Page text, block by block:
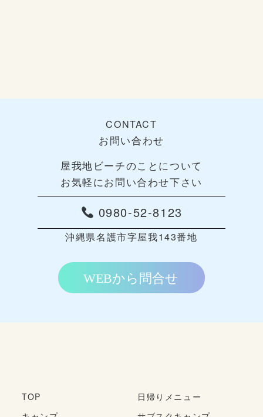
CONTACT
お問い合わせ
屋我地ビーチのことについて
お気軽にお問い合わせ下さい
0980-52-8123
沖縄県名護市字屋我143番地
TOP
日帰りメニュー